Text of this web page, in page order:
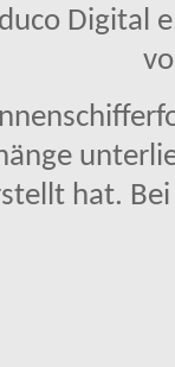
Digital
hat.